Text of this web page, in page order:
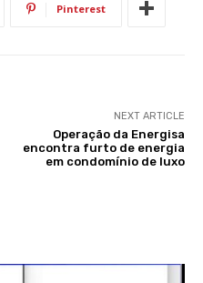
Pinterest
NEXT ARTICLE
Operação da Energisa
encontra furto de energia
em condomínio de luxo